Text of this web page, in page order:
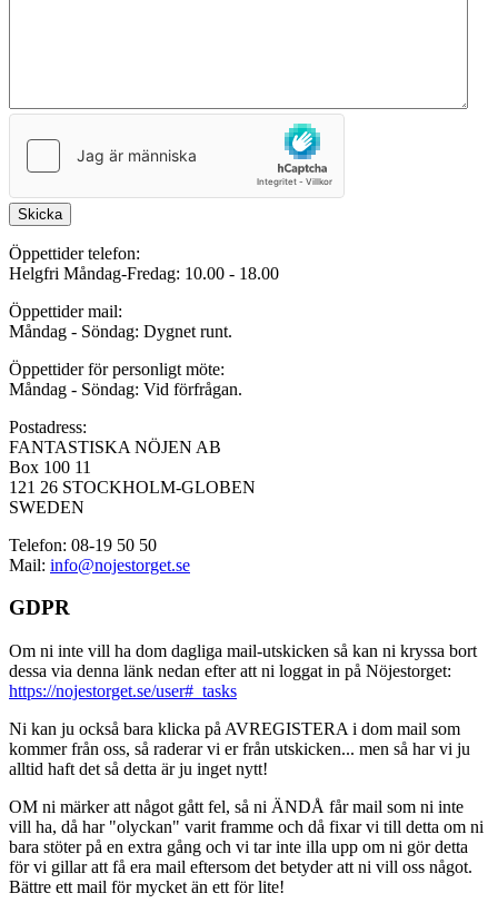
Skicka
Öppettider telefon:
Helgfri Måndag-Fredag: 10.00 - 18.00
Öppettider mail:
Måndag - Söndag: Dygnet runt.
Öppettider för personligt möte:
Måndag - Söndag: Vid förfrågan.
Postadress:
FANTASTISKA NÖJEN AB
Box 100 11
121 26 STOCKHOLM-GLOBEN
SWEDEN
Telefon: 08-19 50 50
Mail: info@nojestorget.se
GDPR
Om ni inte vill ha dom dagliga mail-utskicken så kan ni kryssa bort
dessa via denna länk nedan efter att ni loggat in på Nöjestorget:
https://nojestorget.se/user#_tasks
Ni kan ju också bara klicka på AVREGISTERA i dom mail som
kommer från oss, så raderar vi er från utskicken... men så har vi ju
alltid haft det så detta är ju inget nytt!
OM ni märker att något gått fel, så ni ÄNDÅ får mail som ni inte
vill ha, då har "olyckan" varit framme och då fixar vi till detta om ni
bara stöter på en extra gång och vi tar inte illa upp om ni gör detta
för vi gillar att få era mail eftersom det betyder att ni vill oss något.
Bättre ett mail för mycket än ett för lite!